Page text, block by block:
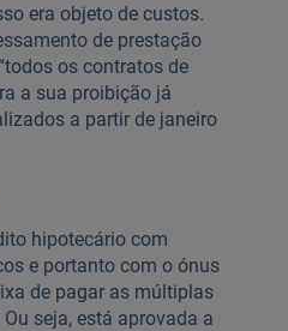
era objeto de custos.
de prestação
os contratos de
a sua proibição já
a partir de janeiro
hipotecário com
e portanto com o ónus
de pagar as múltiplas
seja, está aprovada a